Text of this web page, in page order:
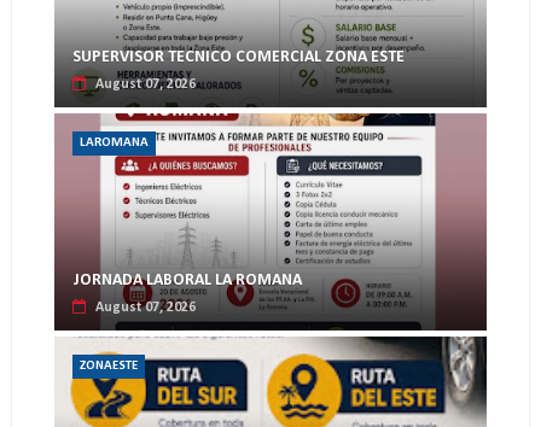
SUPERVISOR TECNICO COMERCIAL ZONA ESTE
August 07, 2026
LAROMANA
JORNADA LABORAL LA ROMANA
August 07, 2026
ZONAESTE